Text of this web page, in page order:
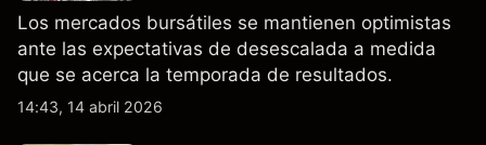
Los mercados bursátiles se mantienen optimistas
ante las expectativas de desescalada a medida
que se acerca la temporada de resultados.
14:43, 14 abril 2026